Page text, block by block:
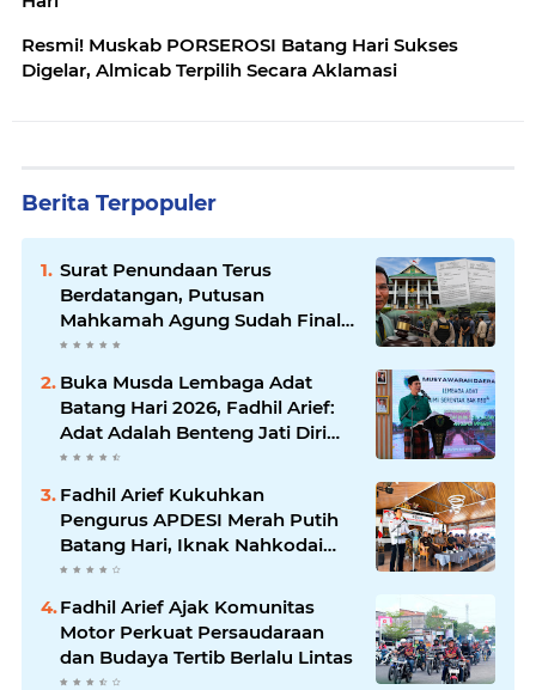
Resmi! Muskab PORSEROSI Batang Hari Sukses
Digelar, Almicab Terpilih Secara Aklamasi
Berita Terpopuler
Surat Penundaan Terus
Berdatangan, Putusan
Mahkamah Agung Sudah Final,
Mengapa Eksekusi Belum
Dilaksanakan?
Buka Musda Lembaga Adat
Batang Hari 2026, Fadhil Arief:
Adat Adalah Benteng Jati Diri
Generasi Muda
Fadhil Arief Kukuhkan
Pengurus APDESI Merah Putih
Batang Hari, Iknak Nahkodai
Periode 2026–2031
Fadhil Arief Ajak Komunitas
Motor Perkuat Persaudaraan
dan Budaya Tertib Berlalu Lintas